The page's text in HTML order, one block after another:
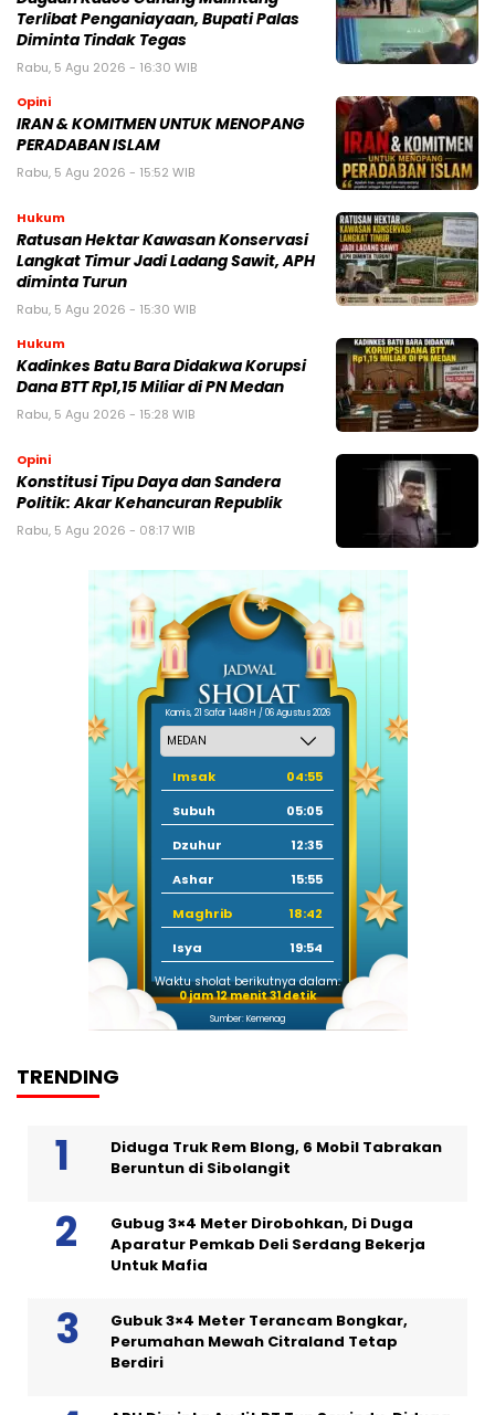
Terlibat Penganiayaan, Bupati Palas
Diminta Tindak Tegas
Rabu, 5 Agu 2026 - 16:30 WIB
Opini
IRAN & KOMITMEN UNTUK MENOPANG
PERADABAN ISLAM
Rabu, 5 Agu 2026 - 15:52 WIB
Hukum
Ratusan Hektar Kawasan Konservasi
Langkat Timur Jadi Ladang Sawit, APH
diminta Turun
Rabu, 5 Agu 2026 - 15:30 WIB
Hukum
Kadinkes Batu Bara Didakwa Korupsi
Dana BTT Rp1,15 Miliar di PN Medan
Rabu, 5 Agu 2026 - 15:28 WIB
Opini
Konstitusi Tipu Daya dan Sandera
Politik: Akar Kehancuran Republik
Rabu, 5 Agu 2026 - 08:17 WIB
Kamis, 21 Safar 1448 H / 06 Agustus 2026
Imsak
04:55
Subuh
05:05
Dzuhur
12:35
Ashar
15:55
Maghrib
18:42
Isya
19:54
Waktu sholat berikutnya dalam:
0 jam 12 menit 30 detik
Sumber: Kemenag
TRENDING
Diduga Truk Rem Blong, 6 Mobil Tabrakan
Beruntun di Sibolangit
Gubug 3×4 Meter Dirobohkan, Di Duga
Aparatur Pemkab Deli Serdang Bekerja
Untuk Mafia
Gubuk 3×4 Meter Terancam Bongkar,
Perumahan Mewah Citraland Tetap
Berdiri